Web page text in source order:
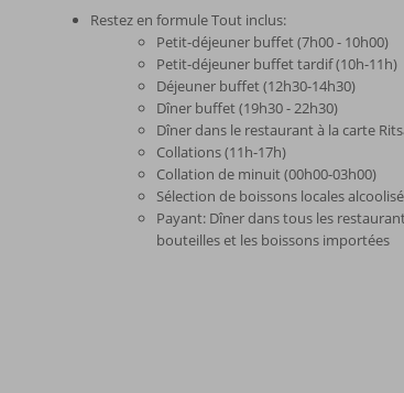
Restez en formule Tout inclus:
Petit-déjeuner buffet (7h00 - 10h00)
Petit-déjeuner buffet tardif (10h-11h)
Déjeuner buffet (12h30-14h30)
Dîner buffet (19h30 - 22h30)
Dîner dans le restaurant à la carte
Collations (11h-17h)
Collation de minuit (00h00-03h00)
Sélection de boissons locales
Payant: Dîner dans tous les
bouteilles et les boissons importées